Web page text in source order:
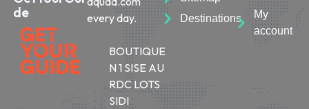
de
every day.
BOUTIQUE
N 1 SISE AU
RDC LOTS
SIDI
Destinations
My
account